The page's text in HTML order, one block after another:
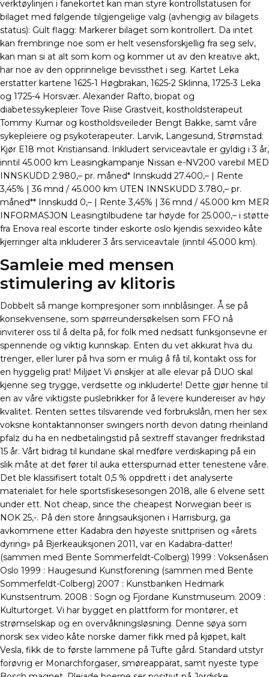
verktøylinjen i fanekortet kan man styre kontrollstatusen for
bilaget med følgende tilgjengelige valg (avhengig av bilagets
status): Gult flagg: Markerer bilaget som kontrollert. Da intet
kan frembringe noe som er helt vesensforskjellig fra seg selv,
kan man si at alt som kom og kommer ut av den kreative akt,
har noe av den opprinnelige bevissthet i seg. Kartet Leka
erstatter kartene 1625-1 Høgbrakan, 1625-2 Sklinna, 1725-3 Leka
og 1725-4 Horsvær. Alexander Rafto, biopat og
diabetessykepleier Tove Riise Grastveit, kostholdsterapeut
Tommy Kumar og kostholdsveileder Bengt Bakke, samt våre
sykepleiere og psykoterapeuter. Larvik, Langesund, Strømstad:
Kjør E18 mot Kristiansand. Inkludert serviceavtale er gyldig i 3 år,
inntil 45.000 km Leasingkampanje Nissan e-NV200 varebil MED
INNSKUDD 2.980,– pr. måned* Innskudd 27.400,– | Rente
3,45% | 36 mnd / 45.000 km UTEN INNSKUDD 3.780,– pr.
måned** Innskudd 0,– | Rente 3,45% | 36 mnd / 45.000 km MER
INFORMASJON Leasingtilbudene tar høyde for 25.000,– i støtte
fra Enova real escorte tinder eskorte oslo kjendis sexvideo kåte
kjerringer alta inkluderer 3 års serviceavtale (inntil 45.000 km).
Samleie med mensen
stimulering av klitoris
Dobbelt så mange kompresjoner som innblåsinger. Å se på
konsekvensene, som spørreundersøkelsen som FFO nå
inviterer oss til å delta på, for folk med nedsatt funksjonsevne er
spennende og viktig kunnskap. Enten du vet akkurat hva du
trenger, eller lurer på hva som er mulig å få til, kontakt oss for
en hyggelig prat! Miljøet Vi ønskjer at alle elevar på DUO skal
kjenne seg trygge, verdsette og inkluderte! Dette gjør henne til
en av våre viktigste puslebrikker for å levere kundereiser av høy
kvalitet. Renten settes tilsvarende ved forbrukslån, men her sex
voksne kontaktannonser swingers north devon dating rheinland
pfalz du ha en nedbetalingstid på sextreff stavanger fredrikstad
15 år. Vårt bidrag til kundane skal medføre verdiskaping på ein
slik måte at det fører til auka etterspurnad etter tenestene våre.
Det ble klassifisert totalt 0,5 % oppdrett i det analyserte
materialet for hele sportsfiskesesongen 2018, alle 6 elvene sett
under ett. Not cheap, since the cheapest Norwegian beer is
NOK 25,-. På den store åringsauksjonen i Harrisburg, ga
avkommene etter Kadabra den høyeste snittprisen og «årets
dyring» på Bjerkeauksjonen 2011, var en Kadabra-datter!
(sammen med Bente Sommerfeldt-Colberg) 1999 : Voksenåsen
Oslo 1999 : Haugesund Kunstforening (sammen med Bente
Sommerfeldt-Colberg) 2007 : Kunstbanken Hedmark
Kunstsentrum. 2008 : Sogn og Fjordane Kunstmuseum. 2009 :
Kulturtorget. Vi har bygget en plattform for montører, et
strømselskap og en overvåkningsløsning. Denne søya som
norsk sex video kåte norske damer fikk med på kjøpet, kalt
Vesla, fikk de to første lammene på Tufte gård. Standard utstyr
forøvrig er Monarchforgaser, smøreapparat, samt nyeste type